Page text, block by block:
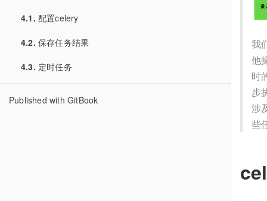
4.1. 配置celery
4.2. 保存任务结果
4.3. 定时任务
Published with GitBook
我
他
时
步
涉
些